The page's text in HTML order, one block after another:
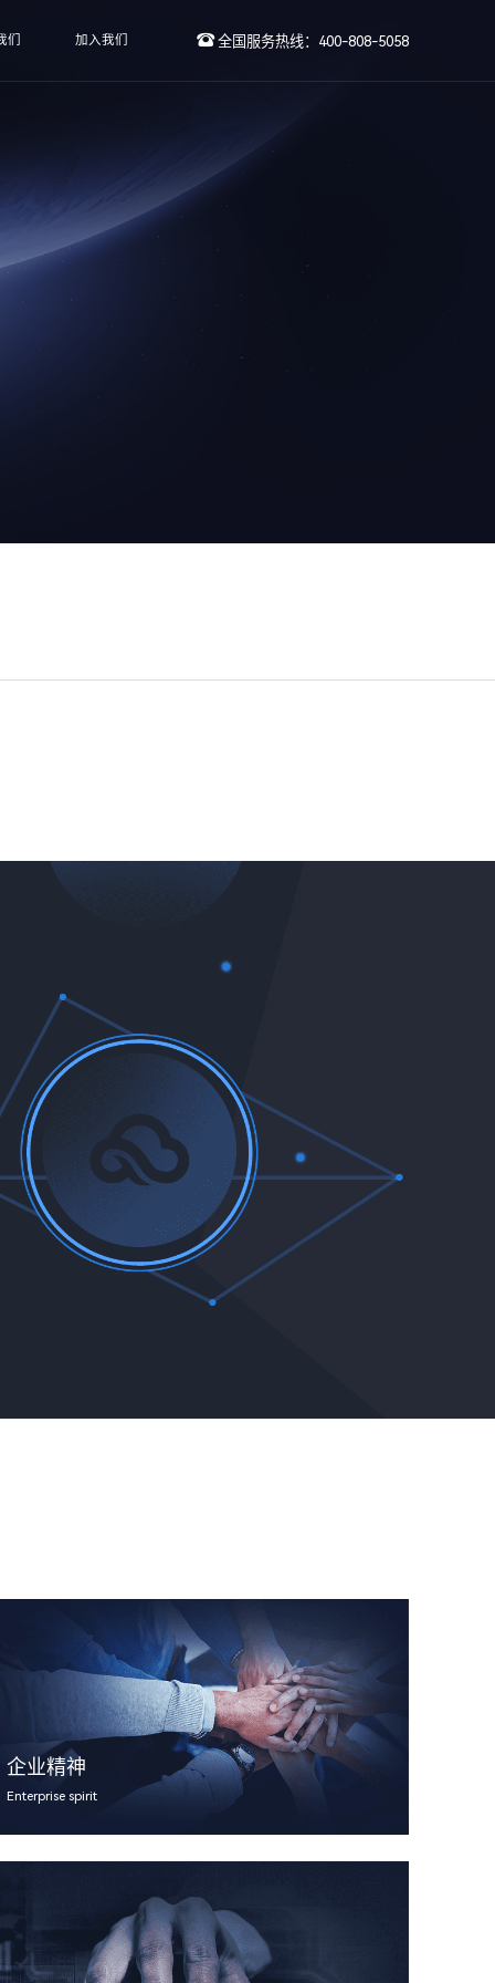
们 加入我们 全国服务热线：400-808-5058
企业精神
Enterprise spirit